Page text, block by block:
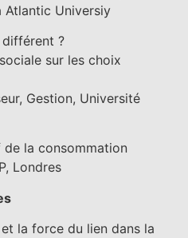
Atlantic Universiy
différent ?
sur les choix
Gestion, Université
la consommation
Londres
la force du lien dans la